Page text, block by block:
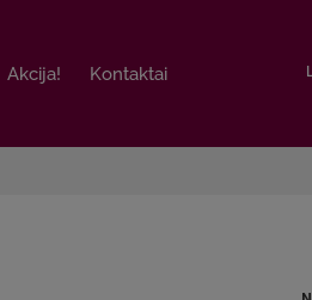
Akcija! Kontaktai
Akcija! Kontaktai